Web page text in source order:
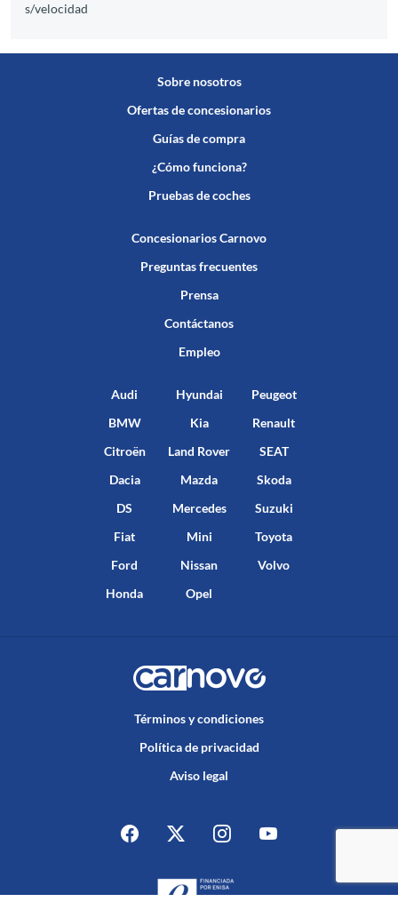
s/velocidad
Sobre nosotros
Ofertas de concesionarios
Guías de compra
¿Cómo funciona?
Pruebas de coches
Concesionarios Carnovo
Preguntas frecuentes
Prensa
Contáctanos
Empleo
Audi
BMW
Citroën
Dacia
DS
Fiat
Ford
Honda
Hyundai
Kia
Land Rover
Mazda
Mercedes
Mini
Nissan
Opel
Peugeot
Renault
SEAT
Skoda
Suzuki
Toyota
Volvo
Términos y condiciones
Política de privacidad
Aviso legal